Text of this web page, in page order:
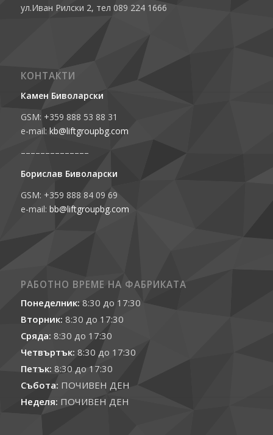
ул.Иван Рилски 2, тел 089 224 1666
КОНТАКТИ
Камен Биволарски
GSM: +359 888 53 88 31
e-mail: kb@liftgroupbg.com
––––––––––––––
Борислав Биволарски
GSM: +359 888 84 09 69
e-mail: bb@liftgroupbg.com
РАБОТНО ВРЕМЕ НА ФАБРИКАТА
Понеделник: 8:30 до 17:30
Вторник: 8:30 до 17:30
Сряда: 8:30 до 17:30
Четвъртък: 8:30 до 17:30
Петък: 8:30 до 17:30
Събота: ПОЧИВЕН ДЕН
Неделя: ПОЧИВЕН ДЕН